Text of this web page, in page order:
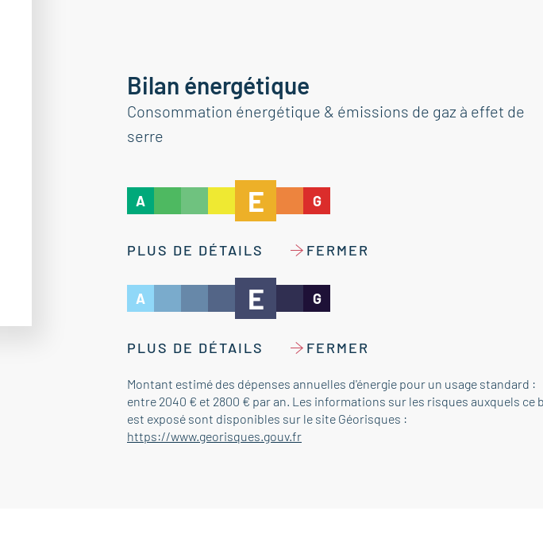
Bilan énergétique
Consommation énergétique & émissions de gaz à effet de
serre
A E G
PLUS DE DÉTAILS FERMER
A E G
PLUS DE DÉTAILS FERMER
Montant estimé des dépenses annuelles d'énergie pour un usage standard :
entre 2040 € et 2800 € par an. Les informations sur les risques auxquels ce
est exposé sont disponibles sur le site Géorisques :
https://www.georisques.gouv.fr